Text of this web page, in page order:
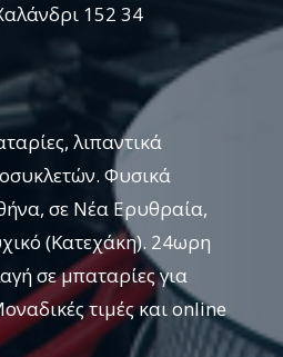
152 34
λιπαντικά
Φυσικά
σε Νέα Ερυθραία,
(Κατεχάκη). 24ωρη
σε μπαταρίες για
τιμές και online